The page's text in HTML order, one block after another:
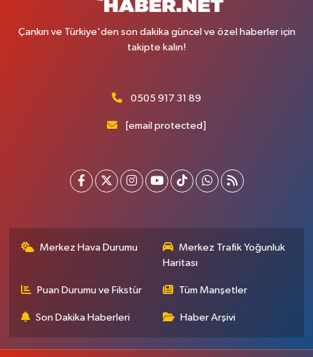
Çankırı ve Türkiye'den son dakika güncel ve özel haberler için
takipte kalın!
0505 917 31 89
[email protected]
Merkez Hava Durumu
Merkez Trafik Yoğunluk
Haritası
Puan Durumu ve Fikstür Tüm Manşetler
Son Dakika Haberleri Haber Arşivi